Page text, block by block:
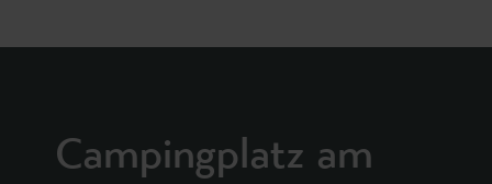
Campingplatz am